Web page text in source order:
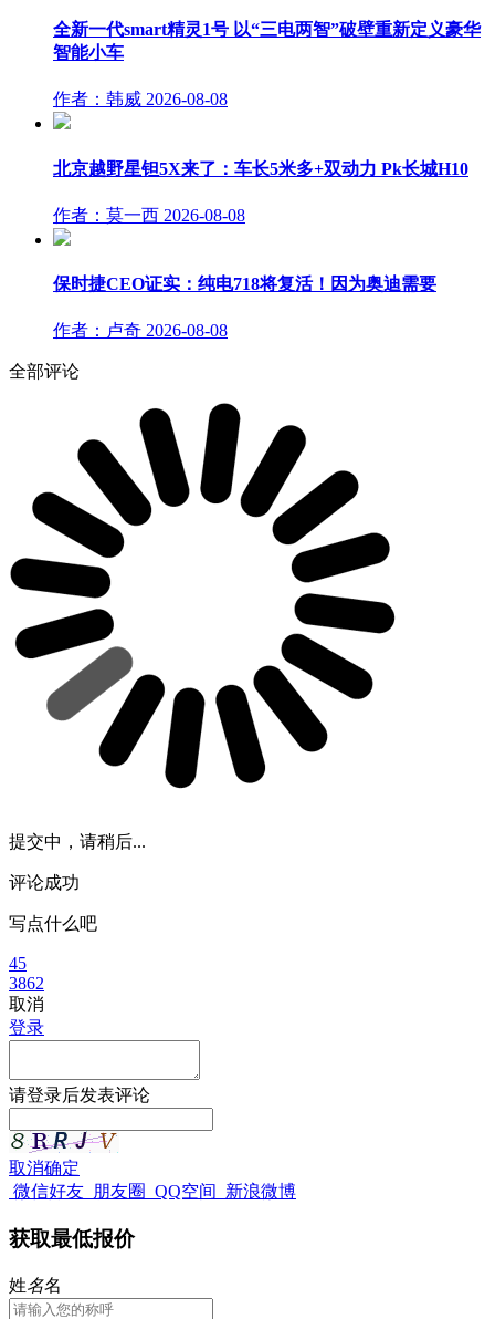
全新一代smart精灵1号 以“三电两智”破壁重新定义豪华
智能小车
作者：韩威 2026-08-08
北京越野星钽5X来了：车长5米多+双动力 Pk长城H10
作者：莫一西 2026-08-08
保时捷CEO证实：纯电718将复活！因为奥迪需要
作者：卢奇 2026-08-08
全部评论
提交中，请稍后...
评论成功
写点什么吧
45
3862
取消
登录
请登录后发表评论
取消确定
微信好友 朋友圈 QQ空间 新浪微博
获取最低报价
姓名名